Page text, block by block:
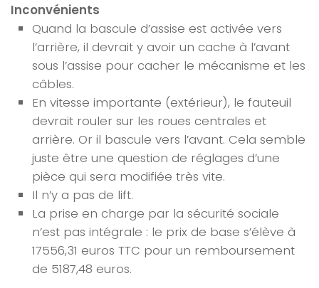
Inconvénients
Quand la bascule d’assise est activée vers
l’arrière, il devrait y avoir un cache à l’avant
sous l’assise pour cacher le mécanisme et les
câbles.
En vitesse importante (extérieur), le fauteuil
devrait rouler sur les roues centrales et
arrière. Or il bascule vers l’avant. Cela semble
juste être une question de réglages d’une
pièce qui sera modifiée très vite.
Il n’y a pas de lift.
La prise en charge par la sécurité sociale
n’est pas intégrale : le prix de base s’élève à
17556,31 euros TTC pour un remboursement
de 5187,48 euros.